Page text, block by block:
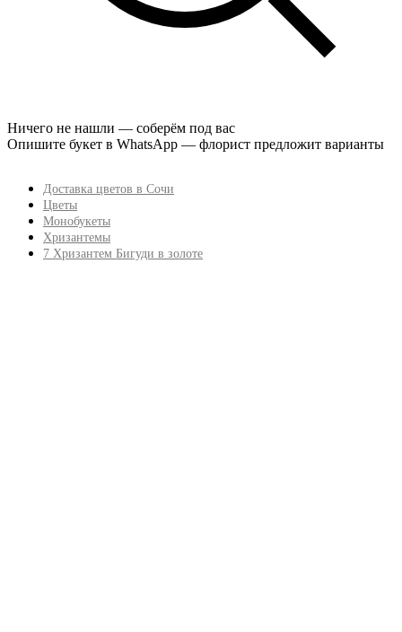
Ничего не нашли — соберём под вас
Опишите букет в WhatsApp — флорист предложит варианты
Доставка цветов в Сочи
Цветы
Монобукеты
Хризантемы
7 Хризантем Бигуди в золоте